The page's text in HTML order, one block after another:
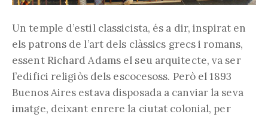
Un temple d’estil classicista, és a dir, inspirat en
els patrons de l’art dels clàssics grecs i romans,
essent Richard Adams el seu arquitecte, va ser
l’edifici religiòs dels escocesoss. Però el 1893
Buenos Aires estava disposada a canviar la seva
imatge, deixant enrere la ciutat colonial, per